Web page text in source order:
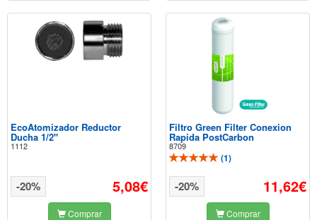
EcoAtomizador Reductor
Ducha 1/2"
1112
5,08€
-20%
Comprar
Filtro Green Filter Conexion
Rapida PostCarbon
8709
(1)
11,62€
-20%
Comprar